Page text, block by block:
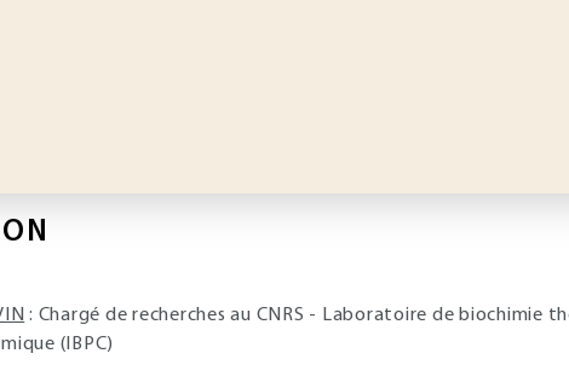
: Chargé de recherches au CNRS - Laboratoire de biochimie
(IBPC)